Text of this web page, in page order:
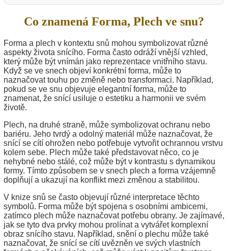
Co znamená Forma, Plech ve snu?
Forma a plech v kontextu snů mohou symbolizovat různé
aspekty života snícího. Forma často odráží vnější vzhled,
který může být vnímán jako reprezentace vnitřního stavu.
Když se ve snech objeví konkrétní forma, může to
naznačovat touhu po změně nebo transformaci. Například,
pokud se ve snu objevuje elegantní forma, může to
znamenat, že snící usiluje o estetiku a harmonii ve svém
životě.
Plech, na druhé straně, může symbolizovat ochranu nebo
bariéru. Jeho tvrdý a odolný materiál může naznačovat, že
snící se cítí ohrožen nebo potřebuje vytvořit ochrannou vrstvu
kolem sebe. Plech může také představovat něco, co je
nehybné nebo stálé, což může být v kontrastu s dynamikou
formy. Tímto způsobem se v snech plech a forma vzájemně
doplňují a ukazují na konflikt mezi změnou a stabilitou.
V knize snů se často objevují různé interpretace těchto
symbolů. Forma může být spojena s osobními ambicemi,
zatímco plech může naznačovat potřebu obrany. Je zajímavé,
jak se tyto dva prvky mohou prolínat a vytvářet komplexní
obraz snícího stavu. Například, snění o plechu může také
naznačovat, že snící se cítí uvězněn ve svých vlastních